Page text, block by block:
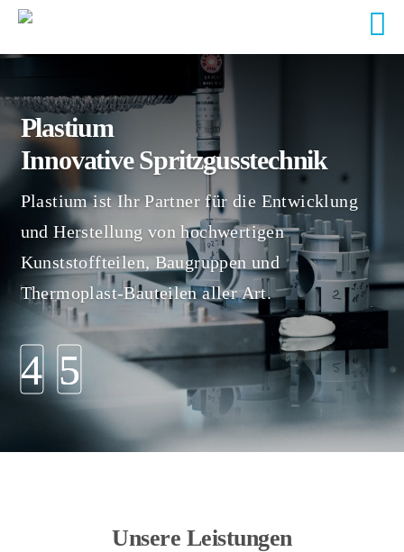
Plastium
Innovative Spritzgusstechnik
Plastium ist Ihr Partner für die Entwicklung
und Herstellung von hochwertigen
Kunststoffteilen, Baugruppen und
Thermoplast-Bauteilen aller Art.
Unsere Leistungen